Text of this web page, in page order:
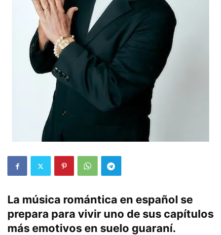
La música romántica en español se
prepara para vivir uno de sus capítulos
más emotivos en suelo guaraní.